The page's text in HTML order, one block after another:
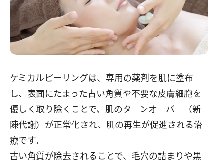
ケミカルピーリングは、専用の薬剤を肌に塗布
し、表面にたまった古い角質や不要な皮膚細胞を
優しく取り除くことで、肌のターンオーバー（新
陳代謝）が正常化され、肌の再生が促進される治
療です。
古い角質が除去されることで、毛穴の詰まりや黒